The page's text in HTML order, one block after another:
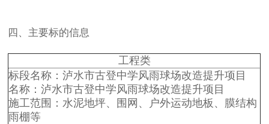
四、主要标的信息
工程类
标段名称：泸水市古登中学风雨球场改造提升项目
名称：泸水市古登中学风雨球场改造提升项目
施工范围：水泥地坪、围网、户外运动地板、膜结构
雨棚等